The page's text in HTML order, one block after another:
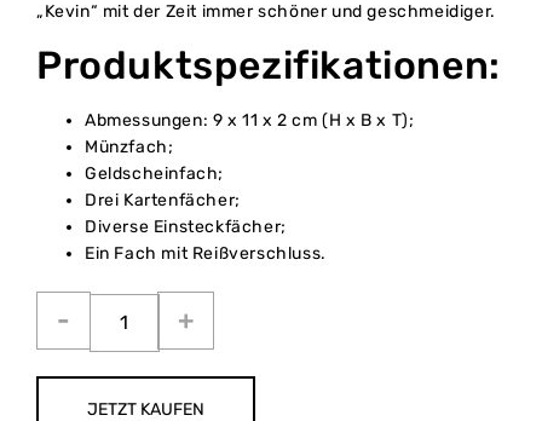
„Kevin“ mit der Zeit immer schöner und geschmeidiger.
Produktspezifikationen:
Abmessungen: 9 x 11 x 2 cm (H x B x T);
Münzfach;
Geldscheinfach;
Drei Kartenfächer;
Diverse Einsteckfächer;
Ein Fach mit Reißverschluss.
JETZT KAUFEN